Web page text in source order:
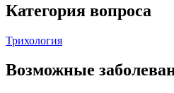
Категория вопроса
Трихология
Возможные